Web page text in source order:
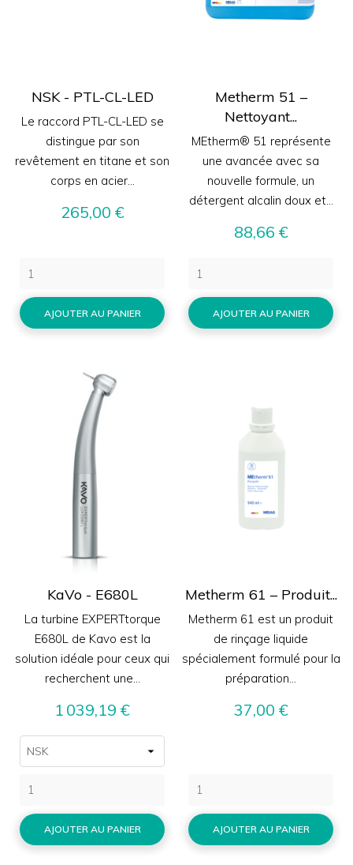
NSK - PTL-CL-LED
Le raccord PTL-CL-LED se
distingue par son
revêtement en titane et son
corps en acier...
Prix
265,00 €
AJOUTER AU PANIER
Metherm 51 –
Nettoyant...
MEtherm® 51 représente
une avancée avec sa
nouvelle formule, un
détergent alcalin doux et...
Prix
88,66 €
AJOUTER AU PANIER
KaVo - E680L
La turbine EXPERTtorque
E680L de Kavo est la
solution idéale pour ceux qui
recherchent une...
Prix
1 039,19 €
AJOUTER AU PANIER
Metherm 61 – Produit...
Metherm 61 est un produit
de rinçage liquide
spécialement formulé pour la
préparation...
Prix
37,00 €
AJOUTER AU PANIER